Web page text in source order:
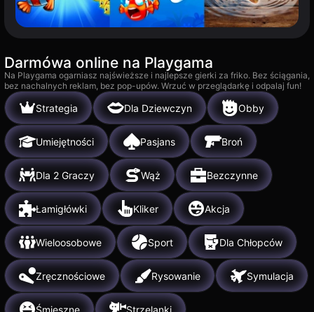
Darmówa online na Playgama
Na Playgama ogarniasz najświeższe i najlepsze gierki za friko. Bez ściągania,
bez nachalnych reklam, bez pop-upów. Wrzuć w przeglądarkę i odpalaj fun!
Strategia Dla Dziewczyn Obby
Umiejętności Pasjans Broń
Dla 2 Graczy Wąż Bezczynne
Łamigłówki Kliker Akcja
Wieloosobowe Sport Dla Chłopców
Zręcznościowe Rysowanie Symulacja
Śmieszne Strzelanki